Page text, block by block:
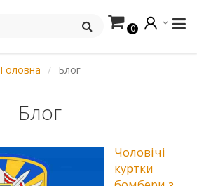
0
Головна Блог
Блог
Чоловічі
куртки